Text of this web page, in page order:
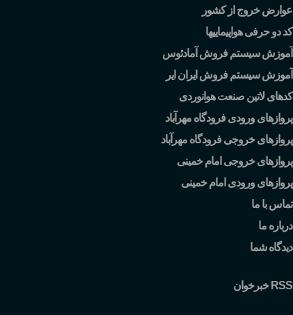
عوارض خروج از کشور
کد دو حرفی هواپیماییها
آموزش سیستم فروش آمادئوس
آموزش سیستم فروش ایران ایر
کدهای لاتین صنعت هوانوردی
پروازهای ورودی فرودگاه مهرآباد
پروازهای خروجی فرودگاه مهرآباد
پروازهای خروجی امام خمینی
پروازهای ورودی امام خمینی
تماس با ما
درباره ما
دیدگاه شما
خبرخوان RSS